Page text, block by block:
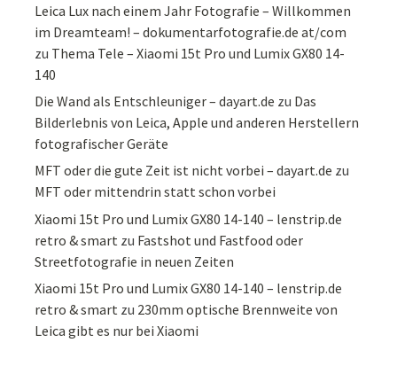
Leica Lux nach einem Jahr Fotografie – Willkommen
im Dreamteam! – dokumentarfotografie.de at/com
zu Thema Tele – Xiaomi 15t Pro und Lumix GX80 14-
140
Die Wand als Entschleuniger – dayart.de zu Das
Bilderlebnis von Leica, Apple und anderen Herstellern
fotografischer Geräte
MFT oder die gute Zeit ist nicht vorbei – dayart.de zu
MFT oder mittendrin statt schon vorbei
Xiaomi 15t Pro und Lumix GX80 14-140 – lenstrip.de
retro & smart zu Fastshot und Fastfood oder
Streetfotografie in neuen Zeiten
Xiaomi 15t Pro und Lumix GX80 14-140 – lenstrip.de
retro & smart zu 230mm optische Brennweite von
Leica gibt es nur bei Xiaomi